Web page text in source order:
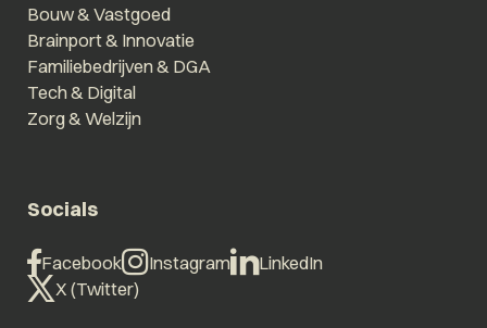
Bouw & Vastgoed
Brainport & Innovatie
Familiebedrijven & DGA
Tech & Digital
Zorg & Welzijn
Socials
Facebook Instagram
LinkedIn
X (Twitter)